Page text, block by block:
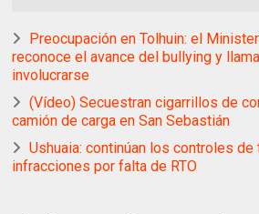
Preocupación en Tolhuin: el
reconoce el avance del bullying y
involucrarse
(Vídeo) Secuestran cigarrillos de
camión de carga en San Sebastián
Ushuaia: continúan los controles
infracciones por falta de RTO